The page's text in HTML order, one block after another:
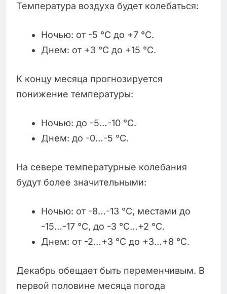
Температура воздуха будет колебаться:
Ночью: от -5 °C до +7 °C.
Днем: от +3 °C до +15 °C.
К концу месяца прогнозируется
понижение температуры:
Ночью: до -5…-10 °C.
Днем: до -0…-5 °C.
На севере температурные колебания
будут более значительными:
Ночью: от -8…-13 °C, местами до
-15…-17 °C, до -3 °C…+2 °C.
Днем: от -2…+3 °C до +3…+8 °C.
Декабрь обещает быть переменчивым. В
первой половине месяца погода